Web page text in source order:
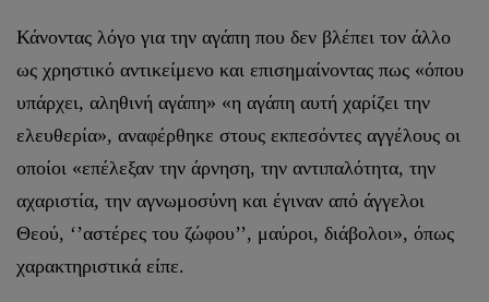
Κάνοντας λόγο για την αγάπη που δεν βλέπει τον άλλο
ως χρηστικό αντικείμενο και επισημαίνοντας πως «όπου
υπάρχει, αληθινή αγάπη» «η αγάπη αυτή χαρίζει την
ελευθερία», αναφέρθηκε στους εκπεσόντες αγγέλους οι
οποίοι «επέλεξαν την άρνηση, την αντιπαλότητα, την
αχαριστία, την αγνωμοσύνη και έγιναν από άγγελοι
Θεού, ‘’αστέρες του ζώφου’’, μαύροι, διάβολοι», όπως
χαρακτηριστικά είπε.